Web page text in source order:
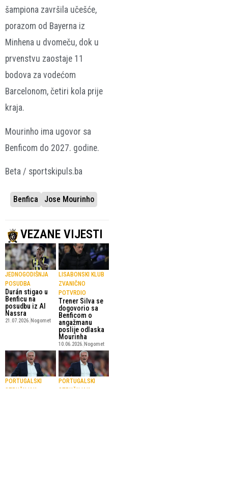
šampiona završila učešće,
porazom od Bayerna iz
Minhena u dvomeču, dok u
prvenstvu zaostaje 11
bodova za vodećom
Barcelonom, četiri kola prije
kraja.
Mourinho ima ugovor sa
Benficom do 2027. godine.
Beta / sportskipuls.ba
Benfica Jose Mourinho
VEZANE VIJESTI
JEDNOGODIŠNJA
POSUDBA
Durán stigao u
Benficu na
posudbu iz Al
Nassra
21.07.2026. Nogomet
LISABONSKI KLUB
ZVANIČNO
POTVRDIO
Trener Silva se
dogovorio sa
Benficom o
angažmanu
poslije odlaska
Mourinha
10.06.2026. Nogomet
PORTUGALSKI
STRUČNJAK
PORTUGALSKI
STRUČNJAK